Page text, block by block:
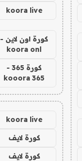
koora live
كورة اون لاين -
koora onl
كورة 365 -
kooora 365
koora live
كورة لايف
كورة لايف